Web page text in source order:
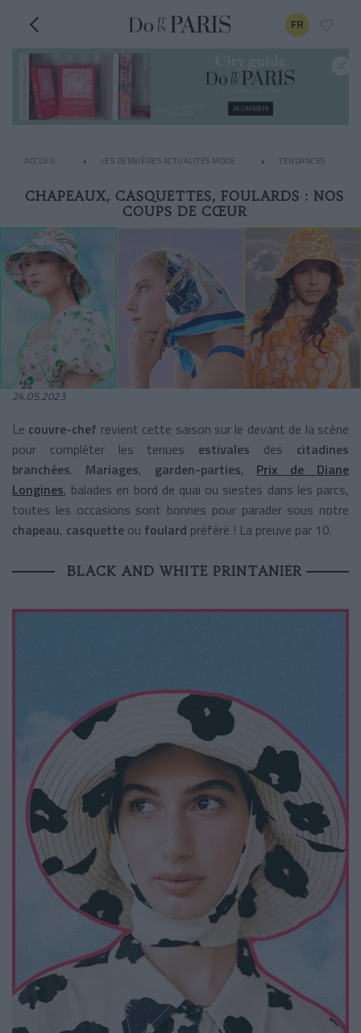
FR
ACCUEIL LES DERNIÈRES ACTUALITÉS MODE TENDANCES
CHAPEAUX, CASQUETTES, FOULARDS : NOS
COUPS DE CŒUR
24.05.2023
Le couvre-chef revient cette saison sur le devant de la scène
pour compléter les tenues estivales des citadines
branchées. Mariages, garden-parties, Prix de Diane
Longines, balades en bord de quai ou siestes dans les parcs,
toutes les occasions sont bonnes pour parader sous notre
chapeau, casquette ou foulard préféré ! La preuve par 10.
BLACK AND WHITE PRINTANIER